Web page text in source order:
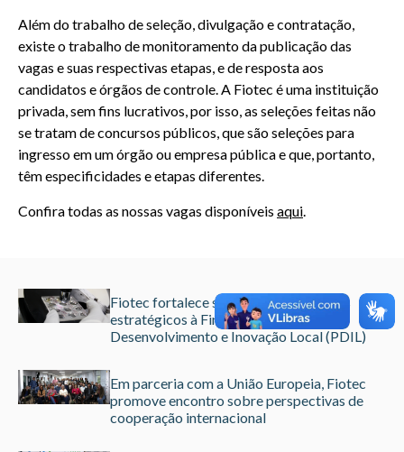
Além do trabalho de seleção, divulgação e contratação,
existe o trabalho de monitoramento da publicação das
vagas e suas respectivas etapas, e de resposta aos
candidatos e órgãos de controle. A Fiotec é uma instituição
privada, sem fins lucrativos, por isso, as seleções feitas não
se tratam de concursos públicos, que são seleções para
ingresso em um órgão ou empresa pública e que, portanto,
têm especificidades e etapas diferentes.
Confira todas as nossas vagas disponíveis aqui
Fiotec fortalece submissão de projetos
estratégicos à Finep e ao Programa de
Desenvolvimento e Inovação Local (PDIL)
Em parceria com a União Europeia, Fiotec
promove encontro sobre perspectivas de
cooperação internacional